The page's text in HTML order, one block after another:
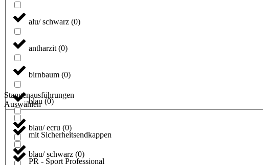
alu/ schwarz (0)
antharzit (0)
birnbaum (0)
blau (0)
blau/ ecru (0)
blau/ schwarz (0)
Stangenausführungen
Auswählen
mit Sicherheitsendkappen
PR - Sport Professional